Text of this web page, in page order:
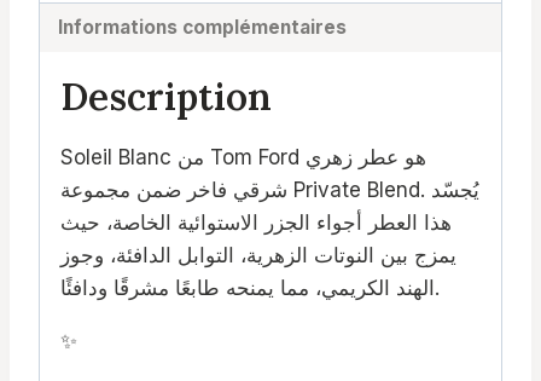
Informations complémentaires
Description
Soleil Blanc من Tom Ford هو عطر زهري
شرقي فاخر ضمن مجموعة Private Blend. يُجسّد
هذا العطر أجواء الجزر الاستوائية الخاصة، حيث
يمزج بين النوتات الزهرية، التوابل الدافئة، وجوز
الهند الكريمي، مما يمنحه طابعًا مشرقًا ودافئًا.
✨